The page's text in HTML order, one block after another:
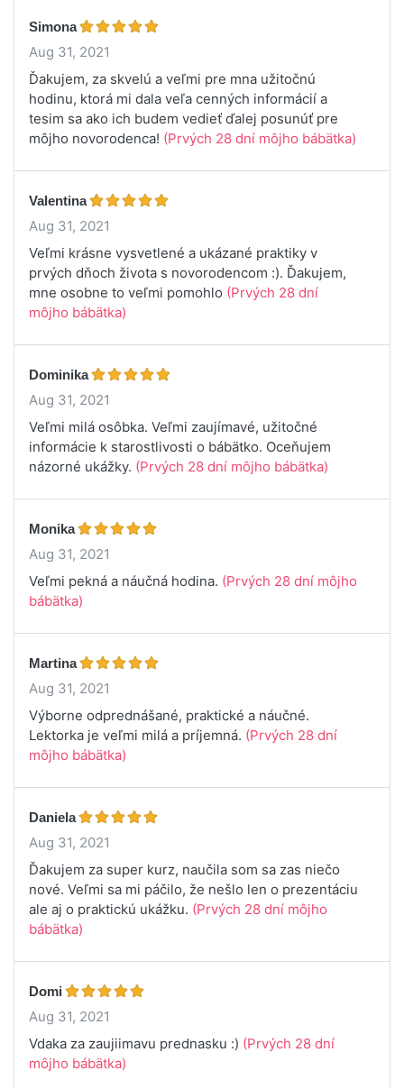
Simona
Aug 31, 2021
Ďakujem, za skvelú a veľmi pre mna užitočnú
hodinu, ktorá mi dala veľa cenných informácií a
tesim sa ako ich budem vedieť ďalej posunúť pre
môjho novorodenca! (Prvých 28 dní môjho bábätka)
Valentina
Aug 31, 2021
Veľmi krásne vysvetlené a ukázané praktiky v
prvých dňoch života s novorodencom :). Ďakujem,
mne osobne to veľmi pomohlo (Prvých 28 dní
môjho bábätka)
Dominika
Aug 31, 2021
Veľmi milá osôbka. Veľmi zaujímavé, užitočné
informácie k starostlivosti o bábätko. Oceňujem
názorné ukážky. (Prvých 28 dní môjho bábätka)
Monika
Aug 31, 2021
Veľmi pekná a náučná hodina. (Prvých 28 dní môjho
bábätka)
Martina
Aug 31, 2021
Výborne odprednášané, praktické a náučné.
Lektorka je veľmi milá a príjemná. (Prvých 28 dní
môjho bábätka)
Daniela
Aug 31, 2021
Ďakujem za super kurz, naučila som sa zas niečo
nové. Veľmi sa mi páčilo, že nešlo len o prezentáciu
ale aj o praktickú ukážku. (Prvých 28 dní môjho
bábätka)
Domi
Aug 31, 2021
Vdaka za zaujiimavu prednasku :) (Prvých 28 dní
môjho bábätka)